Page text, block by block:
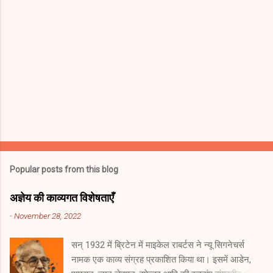
Popular posts from this blog
अज्ञेय की काव्यगत विशेषताएँ
-November 28, 2022
सन् 1932 में ब्रिटेन में माइकेल राबर्टस ने न्यू सिगनेचर्स
नामक एक काव्य संग्रह प्रकाशित किया था। इसमें आडेन,